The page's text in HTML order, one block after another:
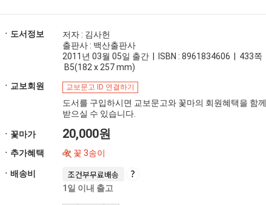
ㆍ도서정보
저자 : 김사헌
출판사 : 백산출판사
2011년 03월 05일 출간 | ISBN : 8961834606 | 433쪽 |
B5(182 x 257 mm)
ㆍ교보회원
교보문고 ID 연결하기
도서를 구입하시면 교보문고와 꽃마의 회원혜택을 함께
받으실 수 있습니다.
ㆍ꽃마가 20,000원
ㆍ추가혜택 꽃 3송이
ㆍ배송비 조건부무료배송
1일 이내 출고